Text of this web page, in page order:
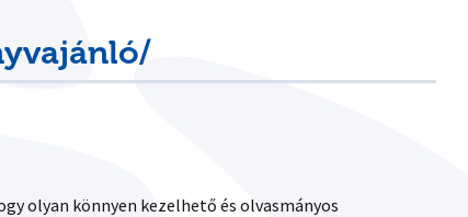
olyan könnyen kezelhető és olvasmányos